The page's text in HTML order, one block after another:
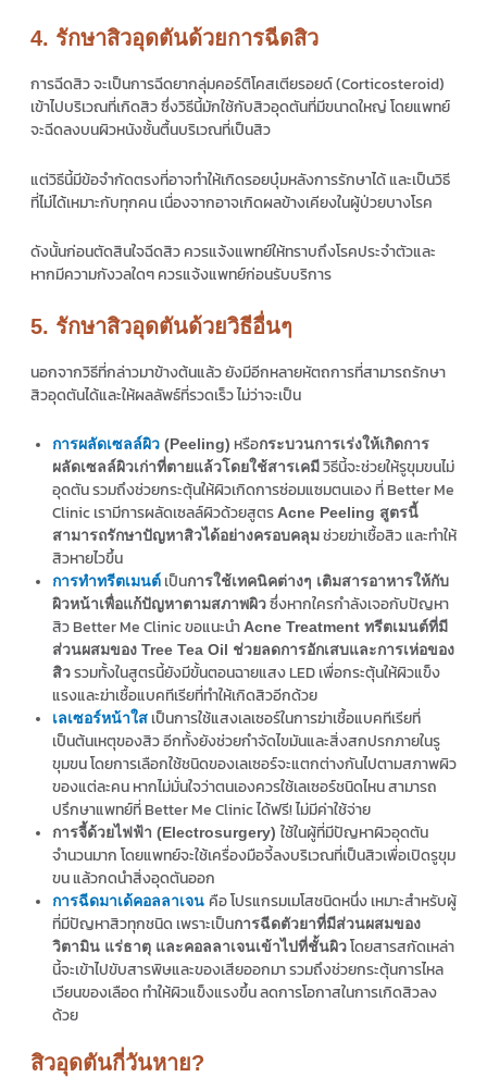
4. รักษาสิวอุดตันด้วยการฉีดสิว
การฉีดสิว จะเป็นการฉีดยากลุ่มคอร์ติโคสเตียรอยด์ (Corticosteroid)
เข้าไปบริเวณที่เกิดสิว ซึ่งวิธีนี้มักใช้กับสิวอุดตันที่มีขนาดใหญ่ โดยแพทย์
จะฉีดลงบนผิวหนังชั้นตื้นบริเวณที่เป็นสิว
แต่วิธีนี้มีข้อจำกัดตรงที่อาจทำให้เกิดรอยบุ๋มหลังการรักษาได้ และเป็นวิธี
ที่ไม่ได้เหมาะกับทุกคน เนื่องจากอาจเกิดผลข้างเคียงในผู้ป่วยบางโรค
ดังนั้นก่อนตัดสินใจฉีดสิว ควรแจ้งแพทย์ให้ทราบถึงโรคประจำตัวและ
หากมีความกังวลใดๆ ควรแจ้งแพทย์ก่อนรับบริการ
5. รักษาสิวอุดตันด้วยวิธีอื่นๆ
นอกจากวิธีที่กล่าวมาข้างต้นแล้ว ยังมีอีกหลายหัตถการที่สามารถรักษา
สิวอุดตันได้และให้ผลลัพธ์ที่รวดเร็ว ไม่ว่าจะเป็น
การผลัดเซลล์ผิว (Peeling) หรือกระบวนการเร่งให้เกิดการ
ผลัดเซลล์ผิวเก่าที่ตายแล้วโดยใช้สารเคมีวิธีนี้จะช่วยให้รูขุมขนไม่
อุดตัน รวมถึงช่วยกระตุ้นให้ผิวเกิดการซ่อมแซมตนเอง ที่ Better Me
Clinic เรามีการผลัดเซลล์ผิวด้วยสูตรAcne Peeling สูตรนี้
สามารถรักษาปัญหาสิวได้อย่างครอบคลุมช่วยฆ่าเชื้อสิว และทำให้
สิวหายไวขึ้น
การทำทรีตเมนต์ เป็นการใช้เทคนิคต่างๆ เติมสารอาหารให้กับ
ผิวหน้าเพื่อแก้ปัญหาตามสภาพผิวซึ่งหากใครกำลังเจอกับปัญหา
สิว Better Me Clinic ขอแนะนำAcne Treatment ทรีตเมนต์ที่มี
ส่วนผสมของ Tree Tea Oil ช่วยลดการอักเสบและการเห่อของ
สิวรวมทั้งในสูตรนี้ยังมีขั้นตอนฉายแสง LED เพื่อกระตุ้นให้ผิวแข็ง
แรงและฆ่าเชื้อแบคทีเรียที่ทำให้เกิดสิวอีกด้วย
เลเซอร์หน้าใส เป็นการใช้แสงเลเซอร์ในการฆ่าเชื้อแบคทีเรียที่
เป็นต้นเหตุของสิว อีกทั้งยังช่วยกำจัดไขมันและสิ่งสกปรกภายในรู
ขุมขน โดยการเลือกใช้ชนิดของเลเซอร์จะแตกต่างกันไปตามสภาพผิว
ของแต่ละคน หากไม่มั่นใจว่าตนเองควรใช้เลเซอร์ชนิดไหน สามารถ
ปรึกษาแพทย์ที่ Better Me Clinic ได้ฟรี! ไม่มีค่าใช้จ่าย
การจี้ด้วยไฟฟ้า (Electrosurgery) ใช้ในผู้ที่มีปัญหาผิวอุดตัน
จำนวนมาก โดยแพทย์จะใช้เครื่องมือจี้ลงบริเวณที่เป็นสิวเพื่อเปิดรูขุม
ขน แล้วกดนำสิ่งอุดตันออก
การฉีดมาเด้คอลลาเจน คือ โปรแกรมเมโสชนิดหนึ่ง เหมาะสำหรับผู้
ที่มีปัญหาสิวทุกชนิด เพราะเป็นการฉีดตัวยาที่มีส่วนผสมของ
วิตามิน แร่ธาตุ และคอลลาเจนเข้าไปที่ชั้นผิวโดยสารสกัดเหล่า
นี้จะเข้าไปขับสารพิษและของเสียออกมา รวมถึงช่วยกระตุ้นการไหล
เวียนของเลือด ทำให้ผิวแข็งแรงขึ้น ลดการโอกาสในการเกิดสิวลง
ด้วย
สิวอุดตันกี่วันหาย?